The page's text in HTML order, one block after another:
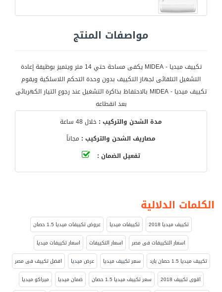
مواصفات المنتج
تكييف ميديا - MIDEA يكفى مساحة حتي 14 متر ويتميز بوظيفة إعادة
التشغيل التلقائى لجهاز التكييف بدون وحدة التحكم اللاسلكية ويقوم
تكييف ميديا - MIDEA بالاحتفاظ بذاكرة التشغيل عند رجوع التيار الكهربائى
بعد انقطاعه
مدة الشحن والتركيب : خلال 48 ساعة
مصاريف الشحن والتركيب : مجاناً
تفعيل الضمان :
الكلمات الدلالية
تكييف ميديا 2018 تكييفات ميديا
عروض تكييفات ميديا 1.5 حصان
اسعار التكييفات فى مصر
اسعار التكييفات
اسعار تكييفات ميديا
تكييف ميديا 1.5 حصان بارد
سعر تكييف ميديا عرض ميديا
افضل تكييف فى مصر
اقوى تكييف 2018
سعر تكييف ميديا 1.5 حصان ضمان ميديا
ميراكو ميديا